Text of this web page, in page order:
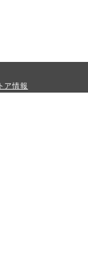
ア情報